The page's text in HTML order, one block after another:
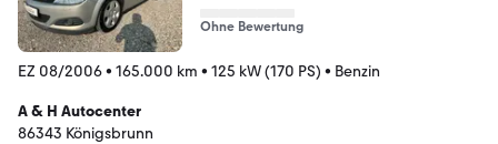
Ohne Bewertung
EZ 08/2006• 165.000 km • 125 kW (170 PS) • Benzin
A & H Autocenter
86343 Königsbrunn